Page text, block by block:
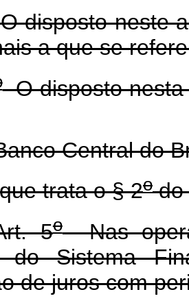
disposto neste
a que se
O disposto nesta
Central do
trata o § 2odo
5oNas
do Sistema
de juros com